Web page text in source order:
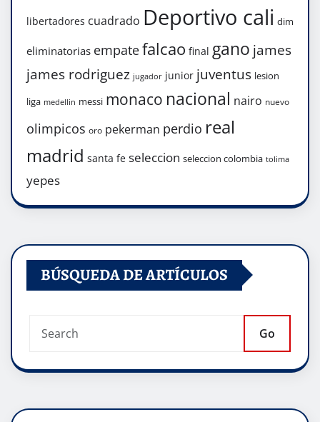
libertadores cuadrado Deportivo cali dim
eliminatorias empatefalcao final gano james
james rodriguez jugador junior juventus lesion
liga medellin messi monaco nacional nairo nuevo
olimpicos oro pekerman perdio real
madrid santa fe seleccion seleccion colombia tolima
yepes
BÚSQUEDA DE ARTÍCULOS
Go